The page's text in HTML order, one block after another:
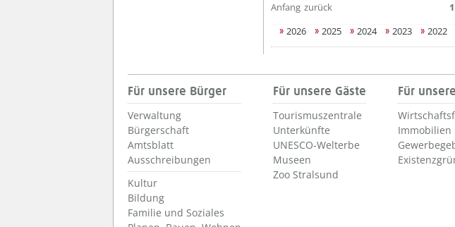
Anfang zurück 1
2026
2025 2024 2023 2022
Für unsere Bürger
Verwaltung
Bürgerschaft
Amtsblatt
Ausschreibungen
Kultur
Bildung
Familie und Soziales
Für unsere Gäste
Tourismuszentrale
Unterkünfte
UNESCO-Welterbe
Museen
Zoo Stralsund
Für
Immobilien